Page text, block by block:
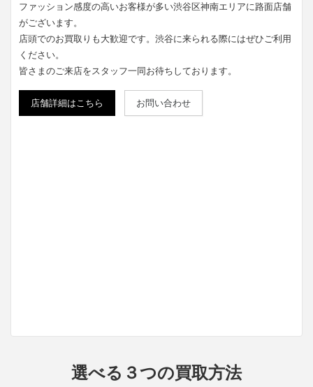
ファッション感度の高いお客様が多い渋谷区神南エリアに路面店舗
がございます。
店頭でのお買取りも大歓迎です。渋谷に来られる際にはぜひご利用
ください。
皆さまのご来店をスタッフ一同お待ちしております。
店舗詳細はこちら お問い合わせ
選べる３つの買取方法